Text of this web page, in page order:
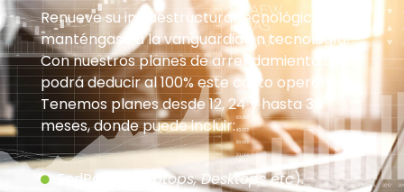
Renueve su infraestructura tecnológica y
manténgase a la vanguardia en tecnología!.
Con nuestros planes de arrendamiento usted
podrá deducir al 100% este costo operativo.
Tenemos planes desde 12, 24 y hasta 36
meses, donde puede incluir:
EndPoints ( Laptops, Desktops etc).